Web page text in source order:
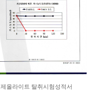
제올라이트 탈취시험성적서